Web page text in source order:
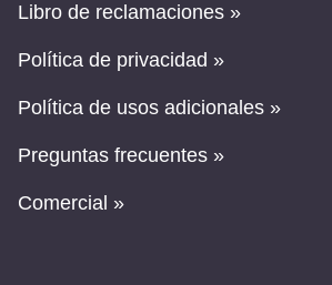
Libro de reclamaciones »
Política de privacidad »
Política de usos adicionales »
Preguntas frecuentes »
Comercial »